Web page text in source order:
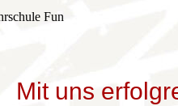
Fun
Mit uns